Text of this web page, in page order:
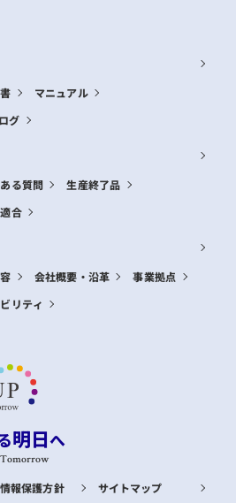
明日へ
Tomorrow
報保護方針 サイトマップ
マニュアル
グ
る質問 生産終了品
合
会社概要・沿革 事業拠点
リティ